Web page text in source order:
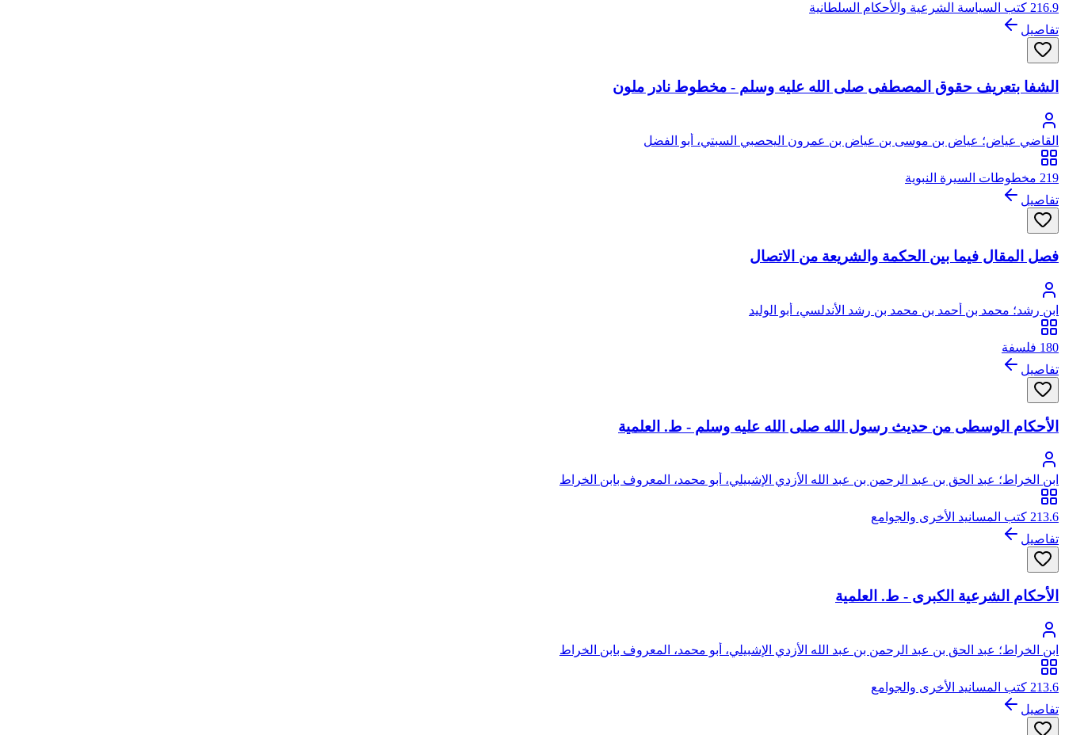
216.9 كتب السياسة الشرعية والأحكام السلطانية
تفاصيل
الشفا بتعريف حقوق المصطفى صلى الله عليه وسلم - مخطوط نادر ملون
القاضي عياض؛ عياض بن موسى بن عياض بن عمرون اليحصبي السبتي، أبو الفضل
219 مخطوطات السيرة النبوية
تفاصيل
فصل المقال فيما بين الحكمة والشريعة من الاتصال
ابن رشد؛ محمد بن أحمد بن محمد بن رشد الأندلسي، أبو الوليد
180 فلسفة
تفاصيل
الأحكام الوسطى من حديث رسول الله صلى الله عليه وسلم - ط. العلمية
ابن الخراط؛ عبد الحق بن عبد الرحمن بن عبد الله الأزدي الإشبيلي، أبو محمد، المعروف بابن الخراط
213.6 كتب المسانيد الأخرى والجوامع
تفاصيل
الأحكام الشرعية الكبرى - ط. العلمية
ابن الخراط؛ عبد الحق بن عبد الرحمن بن عبد الله الأزدي الإشبيلي، أبو محمد، المعروف بابن الخراط
213.6 كتب المسانيد الأخرى والجوامع
تفاصيل